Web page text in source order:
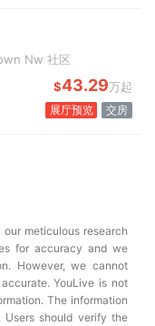
Nw 社区
$43.29万起
交房
展厅预览
meticulous research
for accuracy and we
However, we cannot
YouLive is not
The information
should verify the